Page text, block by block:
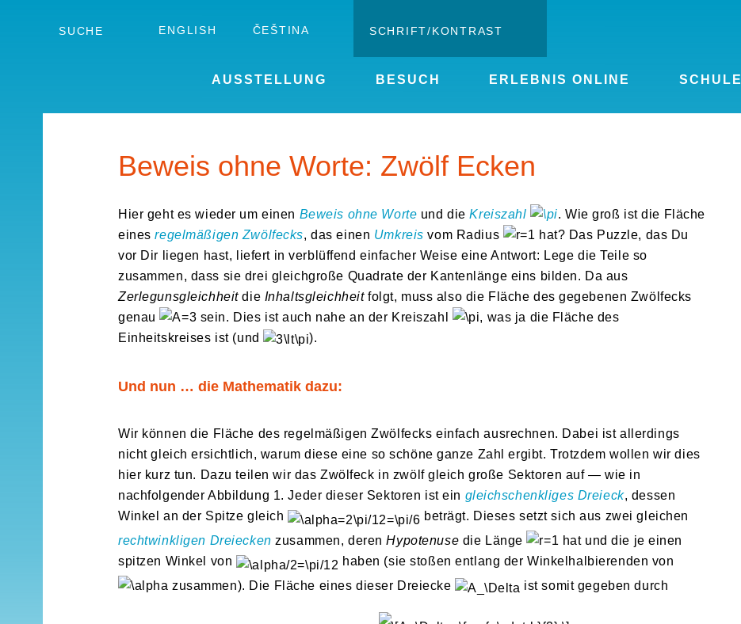
SUCHE ENGLISH ČEŠTINA SCHRIFT/KONTRAST
Kontrast ändern
Schrift vergrößern
AUSSTELLUNG BESUCH ERLEBNIS ONLINE SCHULE
Beweis ohne Worte: Zwölf Ecken
Hier geht es wieder um einen Beweis ohne Worte und dieKreiszahl
. Wie groß ist die Fläche
einesregelmäßigen Zwölfecks, das einen Umkreis vom Radius
hat? Das Puzzle, das Du
vor Dir liegen hast, liefert in verblüffend einfacher Weise eine Antwort: Lege die Teile so
zusammen, dass sie drei gleichgroße Quadrate der Kantenlänge eins bilden. Da aus
Zerlegunsgleichheitdie Inhaltsgleichheitfolgt, muss also die Fläche des gegebenen Zwölfecks
genau
sein. Dies ist auch nahe an der Kreiszahl
, was ja die Fläche des
Einheitskreises ist (und
).
Und nun … die Mathematik dazu:
Wir können die Fläche des regelmäßigen Zwölfecks einfach ausrechnen. Dabei ist allerdings
nicht gleich ersichtlich, warum diese eine so schöne ganze Zahl ergibt. Trotzdem wollen wir dies
hier kurz tun. Dazu teilen wir das Zwölfeck in zwölf gleich große Sektoren auf — wie in
nachfolgender Abbildung 1. Jeder dieser Sektoren ist ein gleichschenkliges Dreieck, dessen
Winkel an der Spitze gleich
beträgt. Dieses setzt sich aus zwei gleichen
rechtwinkligen Dreiecken zusammen, derenHypotenuse die Länge
hat und die je einen
spitzen Winkel von
haben (sie stoßen entlang der Winkelhalbierenden von
zusammen). Die Fläche eines dieser Dreiecke
ist somit gegeben durch